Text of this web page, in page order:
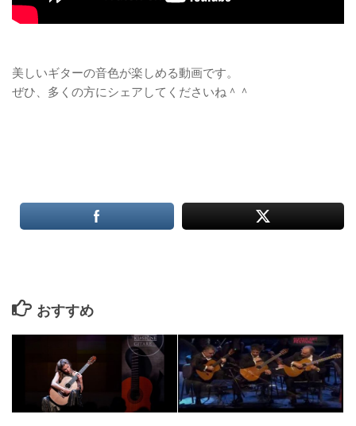
美しいギターの音色が楽しめる動画です。
ぜひ、多くの方にシェアしてくださいね＾＾
おすすめ